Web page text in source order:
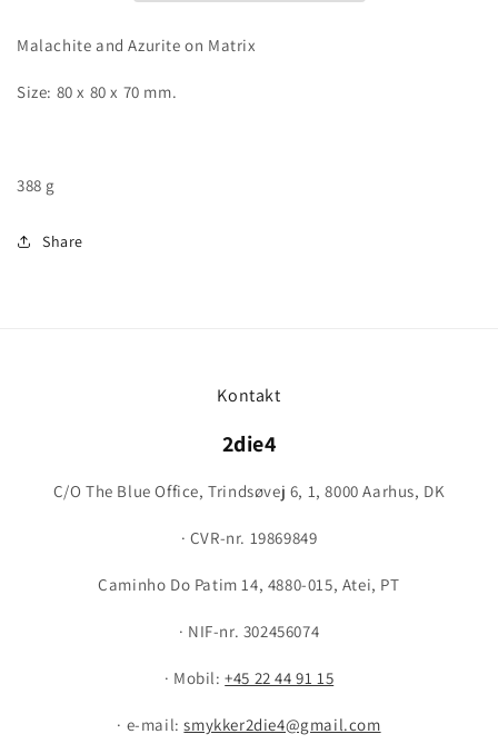
Malachite and Azurite on Matrix
Size: 80 x 80 x 70 mm.
388 g
Share
Kontakt
2die4
C/O The Blue Office, Trindsøvej 6, 1, 8000 Aarhus, DK
· CVR-nr. 19869849
Caminho Do Patim 14, 4880-015, Atei, PT
· NIF-nr. 302456074
· Mobil:+45 22 44 91 15
· e-mail:smykker2die4@gmail.com